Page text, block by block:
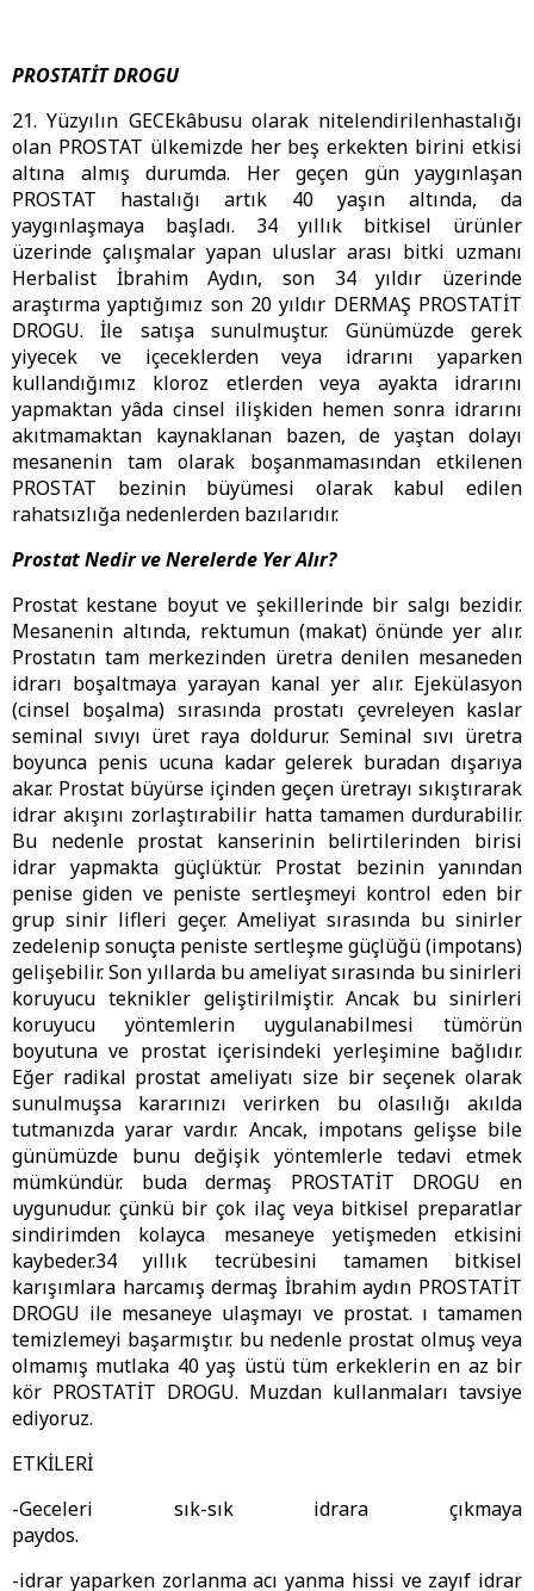
PROSTATİT DROGU
21. Yüzyılın GECEkâbusu olarak nitelendirilenhastalığı
olan PROSTAT ülkemizde her beş erkekten birini etkisi
altına almış durumda. Her geçen gün yaygınlaşan
PROSTAT hastalığı artık 40 yaşın altında, da
yaygınlaşmaya başladı. 34 yıllık bitkisel ürünler
üzerinde çalışmalar yapan uluslar arası bitki uzmanı
Herbalist İbrahim Aydın, son 34 yıldır üzerinde
araştırma yaptığımız son 20 yıldır DERMAŞ PROSTATİT
DROGU. İle satışa sunulmuştur. Günümüzde gerek
yiyecek ve içeceklerden veya idrarını yaparken
kullandığımız kloroz etlerden veya ayakta idrarını
yapmaktan yâda cinsel ilişkiden hemen sonra idrarını
akıtmamaktan kaynaklanan bazen, de yaştan dolayı
mesanenin tam olarak boşanmamasından etkilenen
PROSTAT bezinin büyümesi olarak kabul edilen
rahatsızlığa nedenlerden bazılarıdır.
Prostat Nedir ve Nerelerde Yer Alır?
Prostat kestane boyut ve şekillerinde bir salgı bezidir.
Mesanenin altında, rektumun (makat) önünde yer alır.
Prostatın tam merkezinden üretra denilen mesaneden
idrarı boşaltmaya yarayan kanal yer alır. Ejekülasyon
(cinsel boşalma) sırasında prostatı çevreleyen kaslar
seminal sıvıyı üret raya doldurur. Seminal sıvı üretra
boyunca penis ucuna kadar gelerek buradan dışarıya
akar. Prostat büyürse içinden geçen üretrayı sıkıştırarak
idrar akışını zorlaştırabilir hatta tamamen durdurabilir.
Bu nedenle prostat kanserinin belirtilerinden birisi
idrar yapmakta güçlüktür. Prostat bezinin yanından
penise giden ve peniste sertleşmeyi kontrol eden bir
grup sinir lifleri geçer. Ameliyat sırasında bu sinirler
zedelenip sonuçta peniste sertleşme güçlüğü (impotans)
gelişebilir. Son yıllarda bu ameliyat sırasında bu sinirleri
koruyucu teknikler geliştirilmiştir. Ancak bu sinirleri
koruyucu yöntemlerin uygulanabilmesi tümörün
boyutuna ve prostat içerisindeki yerleşimine bağlıdır.
Eğer radikal prostat ameliyatı size bir seçenek olarak
sunulmuşsa kararınızı verirken bu olasılığı akılda
tutmanızda yarar vardır. Ancak, impotans gelişse bile
günümüzde bunu değişik yöntemlerle tedavi etmek
mümkündür. buda dermaş PROSTATİT DROGU en
uygunudur. çünkü bir çok ilaç veya bitkisel preparatlar
sindirimden kolayca mesaneye yetişmeden etkisini
kaybeder.34 yıllık tecrübesini tamamen bitkisel
karışımlara harcamış dermaş İbrahim aydın PROSTATİT
DROGU ile mesaneye ulaşmayı ve prostat. ı tamamen
temizlemeyi başarmıştır. bu nedenle prostat olmuş veya
olmamış mutlaka 40 yaş üstü tüm erkeklerin en az bir
kör PROSTATİT DROGU. Muzdan kullanmaları tavsiye
ediyoruz.
ETKİLERİ
-Geceleri sık-sık idrara çıkmaya
paydos.
-idrar yaparken zorlanma acı yanma hissi ve zayıf idrar